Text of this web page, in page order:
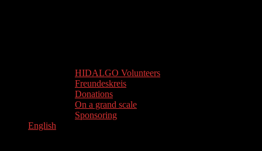
HIDALGO Volunteers
Freundeskreis
Donations
On a grand scale
Sponsoring
English